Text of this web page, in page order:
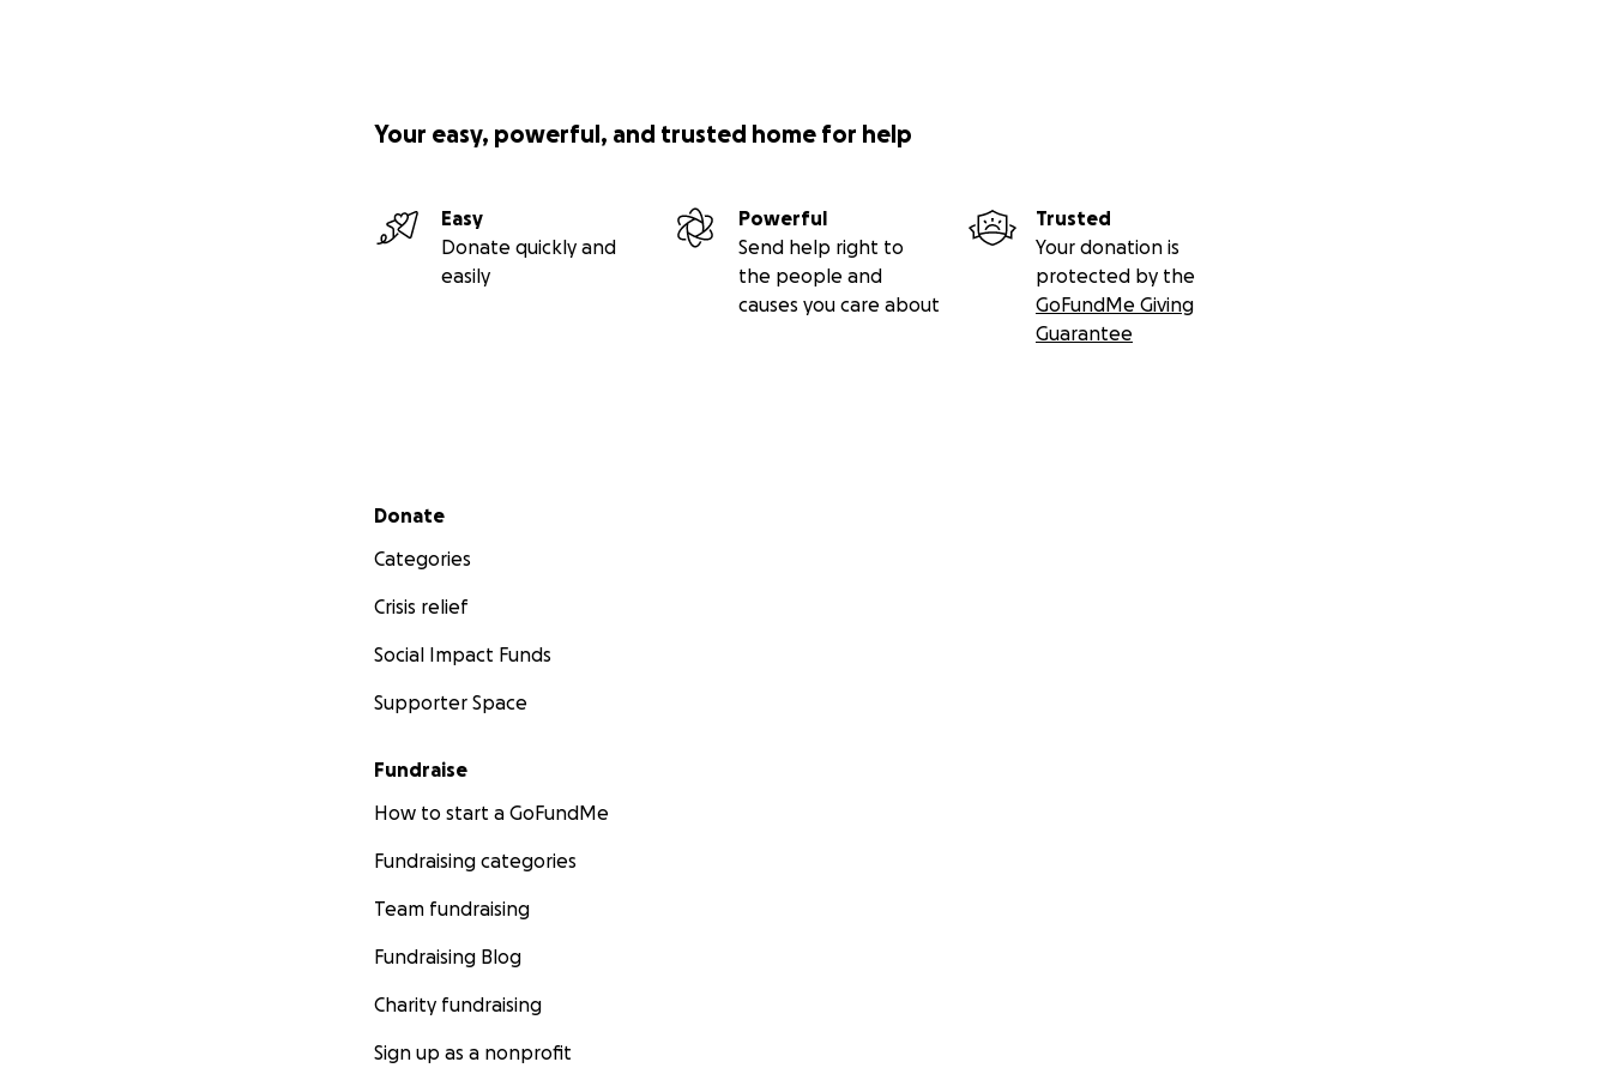
Your easy, powerful, and trusted home for help
Easy
Donate quickly and
easily
Powerful
Send help right to
the people and
causes you care about
Trusted
Your donation is
protected by the
GoFundMe Giving
Guarantee
Secondary menu
Donate
Categories
Crisis relief
Social Impact Funds
Supporter Space
Fundraise
How to start a GoFundMe
Fundraising categories
Team fundraising
Fundraising Blog
Charity fundraising
Sign up as a nonprofit